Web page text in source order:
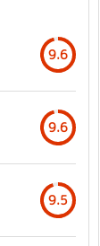
9.6
9.6
9.5